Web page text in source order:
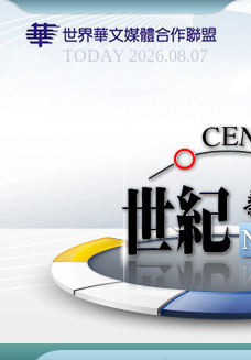
TODAY 2026.08.07